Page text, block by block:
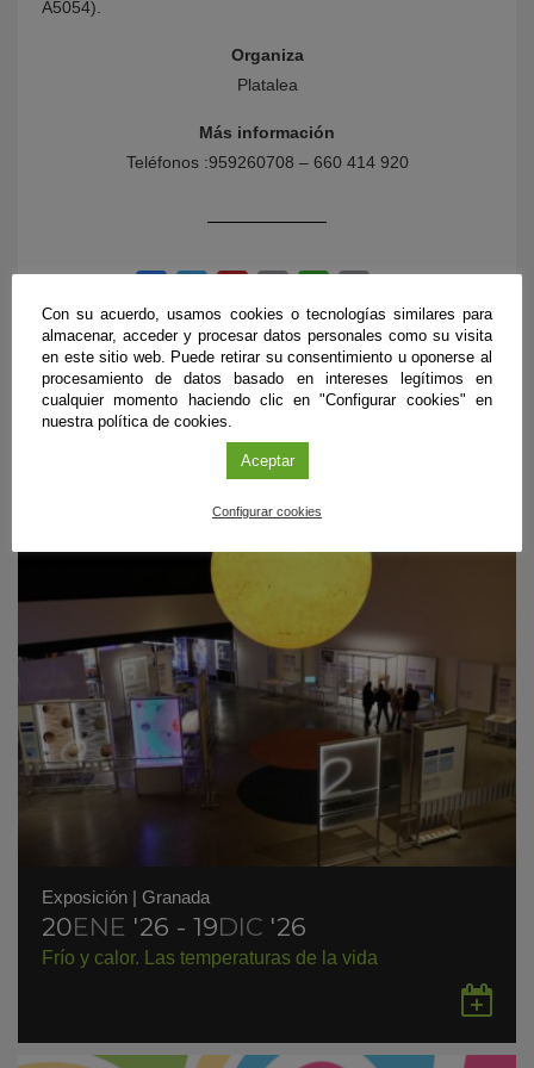
A5054).
Organiza
Platalea
Más información
Teléfonos :959260708 – 660 414 920
PRÓXIMOS EVENTOS
Exposición | Granada
20ENE '26 - 19DIC '26
Frío y calor. Las temperaturas de la vida
en
Con su acuerdo, usamos cookies o tecnologías similares para
almacenar, acceder y procesar datos personales como su visita
en este sitio web. Puede retirar su consentimiento u oponerse al
procesamiento de datos basado en intereses legítimos en
cualquier momento haciendo clic en "Configurar cookies" en
nuestra política de cookies.
Aceptar
Configurar cookies